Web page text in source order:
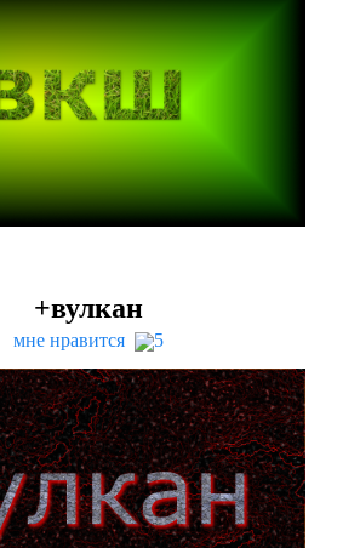
+вулкан
мне нравится 5